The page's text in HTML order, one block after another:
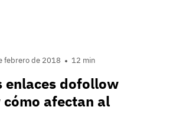
febrero de 2018 12 min
enlaces dofollow
afectan al